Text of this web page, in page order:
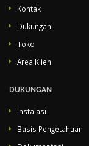
Kontak
Dukungan
Toko
Area Klien
DUKUNGAN
Instalasi
Basis Pengetahuan